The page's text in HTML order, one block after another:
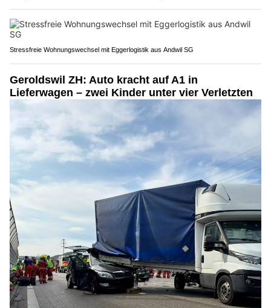
Stressfreie Wohnungswechsel mit Eggerlogistik aus Andwil SG
Geroldswil ZH: Auto kracht auf A1 in
Lieferwagen – zwei Kinder unter vier Verletzten